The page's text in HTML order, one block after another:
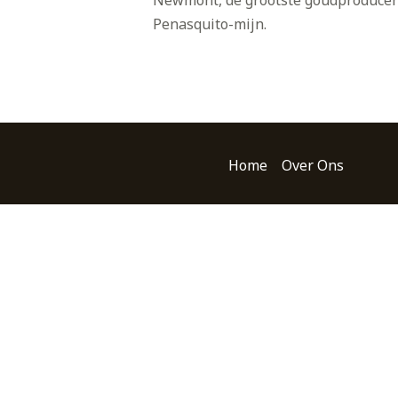
Penasquito-mijn.
Home Over Ons